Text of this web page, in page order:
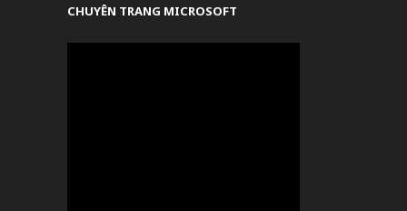
CHUYÊN TRANG MICROSOFT